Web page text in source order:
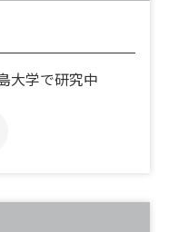
大学で研究中